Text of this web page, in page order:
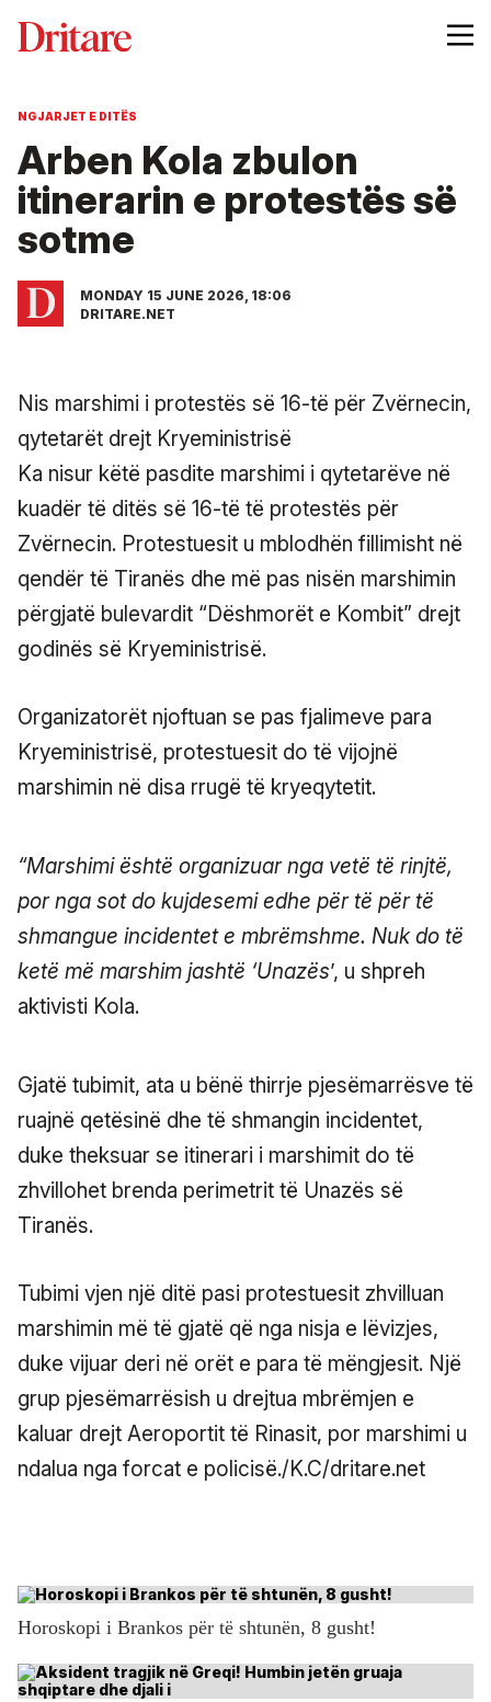
NGJARJET E DITËS
Arben Kola zbulon
itinerarin e protestës së
sotme
MONDAY 15 JUNE 2026, 18:06
DRITARE.NET
Nis marshimi i protestës së 16-të për Zvërnecin,
qytetarët drejt Kryeministrisë
Ka nisur këtë pasdite marshimi i qytetarëve në
kuadër të ditës së 16-të të protestës për
Zvërnecin. Protestuesit u mblodhën fillimisht në
qendër të Tiranës dhe më pas nisën marshimin
përgjatë bulevardit “Dëshmorët e Kombit” drejt
godinës së Kryeministrisë.
Organizatorët njoftuan se pas fjalimeve para
Kryeministrisë, protestuesit do të vijojnë
marshimin në disa rrugë të kryeqytetit.
“Marshimi është organizuar nga vetë të rinjtë,
por nga sot do kujdesemi edhe për të për të
shmangue incidentet e mbrëmshme. Nuk do të
ketë më marshim jashtë ‘Unazës’, u shpreh
aktivisti Kola.
Gjatë tubimit, ata u bënë thirrje pjesëmarrësve të
ruajnë qetësinë dhe të shmangin incidentet,
duke theksuar se itinerari i marshimit do të
zhvillohet brenda perimetrit të Unazës së
Tiranës.
Tubimi vjen një ditë pasi protestuesit zhvilluan
marshimin më të gjatë që nga nisja e lëvizjes,
duke vijuar deri në orët e para të mëngjesit. Një
grup pjesëmarrësish u drejtua mbrëmjen e
kaluar drejt Aeroportit të Rinasit, por marshimi u
ndalua nga forcat e policisë./K.C/dritare.net
Horoskopi i Brankos për të shtunën, 8 gusht!